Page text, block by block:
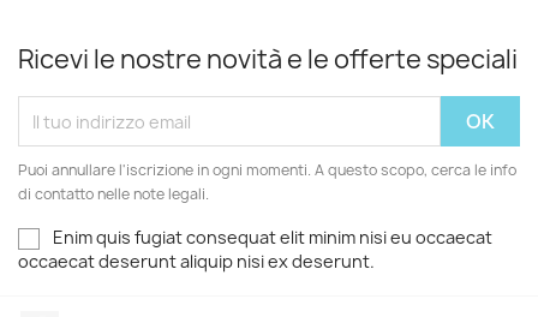
Ricevi le nostre novità e le offerte speciali
Puoi annullare l'iscrizione in ogni momenti. A questo scopo, cerca le info
di contatto nelle note legali.
Enim quis fugiat consequat elit minim nisi eu occaecat
occaecat deserunt aliquip nisi ex deserunt.